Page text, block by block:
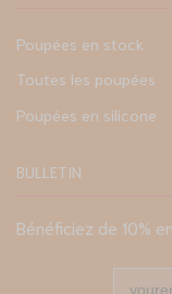
Poupées en stock
Toutes les poupées
Poupées en silicone
BULLETIN
Bénéficiez de 10%